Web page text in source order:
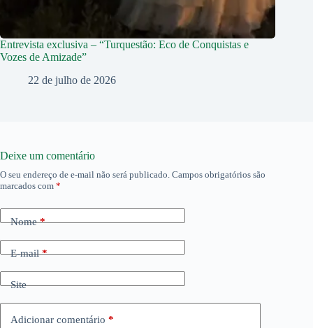
Entrevista exclusiva – “Turquestão: Eco de Conquistas e
Vozes de Amizade”
22 de julho de 2026
Deixe um comentário
O seu endereço de e-mail não será publicado. Campos obrigatórios são
marcados com *
Nome*
E-mail*
Site
Adicionar comentário *